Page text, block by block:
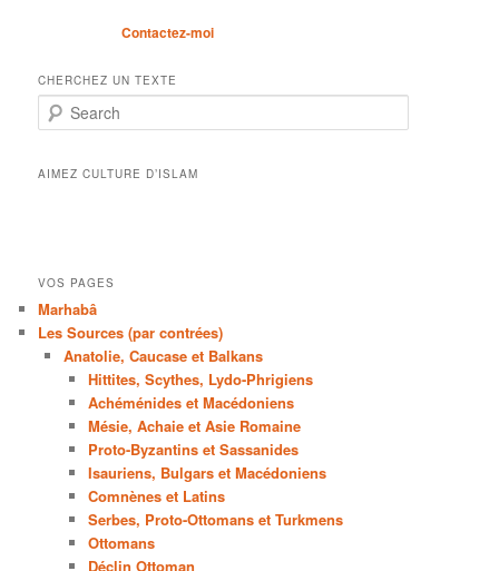
Contactez-moi
CHERCHEZ UN TEXTE
Search
AIMEZ CULTURE D’ISLAM
VOS PAGES
Marhabâ
Les Sources (par contrées)
Anatolie, Caucase et Balkans
Hittites, Scythes, Lydo-Phrigiens
Achéménides et Macédoniens
Mésie, Achaie et Asie Romaine
Proto-Byzantins et Sassanides
Isauriens, Bulgars et Macédoniens
Comnènes et Latins
Serbes, Proto-Ottomans et Turkmens
Ottomans
Déclin Ottoman